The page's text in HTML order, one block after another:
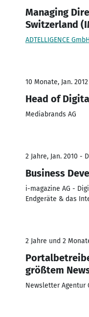
Managing
Switzerland
ADTELLIGENCE
10 Monate, Jan.
Head of
Mediabrands AG
2 Jahre, Jan. 2010 -
Business
i-magazine AG -
Endgeräte & das
2 Jahre und 2
größtem
Newsletter Agentur